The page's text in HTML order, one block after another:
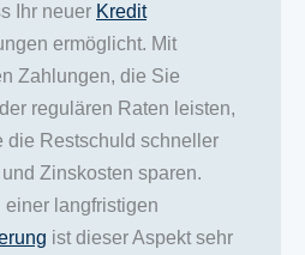
Ihr neuer Kredit
ermöglicht. Mit
Zahlungen, die Sie
regulären Raten leisten,
die Restschuld schneller
Zinskosten sparen.
einer langfristigen
ist dieser Aspekt sehr